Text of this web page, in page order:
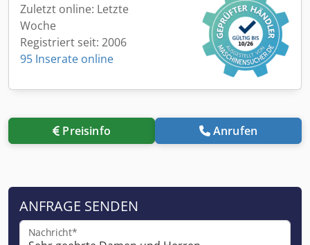
Zuletzt online: Letzte
Woche
Registriert seit: 2006
95 Inserate online
Preisinfo Anrufen
ANFRAGE SENDEN
Nachricht*